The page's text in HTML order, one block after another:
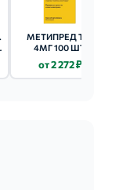
МЕТИПРЕД ТАБ
4МГ 100 ШТ.
от 2 272 ₽